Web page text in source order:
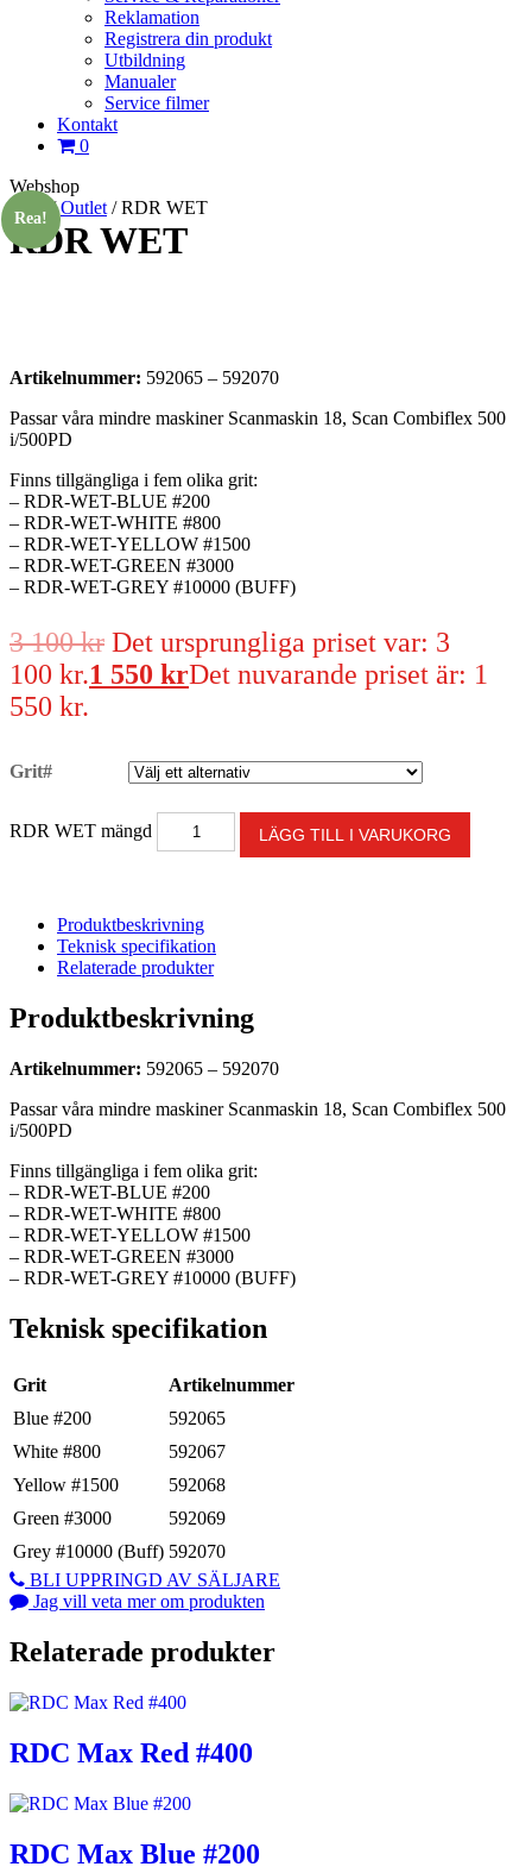
Reklamation
Registrera din produkt
Utbildning
Manualer
Service filmer
Kontakt
0
Webshop
Hem /Outlet/RDR WET
RDR WET
Artikelnummer: 592065 – 592070
Passar våra mindre maskiner Scanmaskin 18, Scan Combiflex 500
i/500PD
Finns tillgängliga i fem olika grit:
– RDR-WET-BLUE #200
– RDR-WET-WHITE #800
– RDR-WET-YELLOW #1500
– RDR-WET-GREEN #3000
– RDR-WET-GREY #10000 (BUFF)
3 100kr Det ursprungliga priset var: 3
100 kr.1 550 krDet nuvarande priset är: 1
550 kr.
Grit#
RDR WET mängd LÄGG TILL I VARUKORG
Rea!
Produktbeskrivning
Teknisk specifikation
Relaterade produkter
Produktbeskrivning
Artikelnummer: 592065 – 592070
Passar våra mindre maskiner Scanmaskin 18, Scan Combiflex 500
i/500PD
Finns tillgängliga i fem olika grit:
– RDR-WET-BLUE #200
– RDR-WET-WHITE #800
– RDR-WET-YELLOW #1500
– RDR-WET-GREEN #3000
– RDR-WET-GREY #10000 (BUFF)
Teknisk specifikation
Grit
Artikelnummer
Blue #200
592065
White #800
592067
Yellow #1500
592068
Green #3000
592069
Grey #10000 (Buff) 592070
BLI UPPRINGD AV SÄLJARE
Jag vill veta mer om produkten
Relaterade produkter
RDC Max Red #400
RDC Max Blue #200